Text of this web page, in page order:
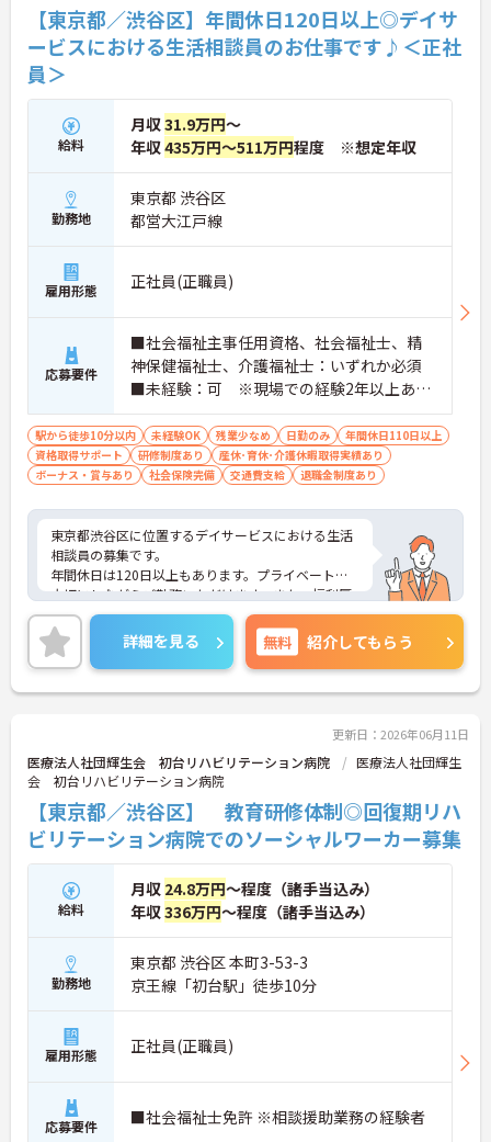
【東京都／渋谷区】年間休日120日以上◎デイサ
ービスにおける生活相談員のお仕事です♪＜正社
員＞
給料
月収31.9万円～
年収435万円～511万円程度 ※想定年収
勤務地
東京都 渋谷区
都営大江戸線
雇用形態 正社員(正職員)
応募要件
■社会福祉主事任用資格、社会福祉士、精
神保健福祉士、介護福祉士：いずれか必須
■未経験：可 ※現場での経験2年以上あれ
ば尚可 ※PCスキル：必須
駅から徒歩10分以内 未経験OK 残業少なめ 日勤のみ
年間休日110日以上
資格取得サポート
研修制度あり
産休･育休･介護休暇取得実績あり
ボーナス・賞与あり
社会保険完備 交通費支給 退職金制度あり
東京都渋谷区に位置するデイサービスにおける生活
相談員の募集です。
年間休日は120日以上もあります。プライベートを
大切にしながらご勤務いただけます。また、福利厚
生が充実しています。働きやすい環境が整ってお
り、安心して長くご勤務いただけます。給与は月給
が31.9万円～と高水準です。
ご興味のある方には、面接対策ポイントなど、さら
に詳細をご案内しますのでお気軽にご相談くださ
詳細を見る 無料 紹介してもらう
更新日：2026年06月11日
医療法人社団輝生会 初台リハビリテーション病院
医療法人社団輝生
会 初台リハビリテーション病院
【東京都／渋谷区】 教育研修体制◎回復期リハ
ビリテーション病院でのソーシャルワーカー募集
給料
月収 24.8万円～程度（諸手当込み）
年収336万円～程度（諸手当込み）
勤務地
東京都 渋谷区 本町3-53-3
京王線「初台駅」徒歩10分
雇用形態 正社員(正職員)
応募要件 ■社会福祉士免許 ※相談援助業務の経験者